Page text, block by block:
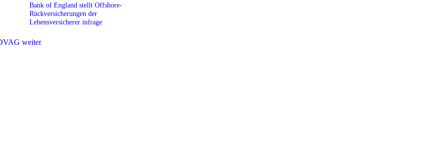
Bank of England stellt Offshore-
Rückversicherungen der
Lebensversicherer infrage